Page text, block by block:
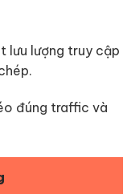
lưu lượng truy cập
đúng traffic và